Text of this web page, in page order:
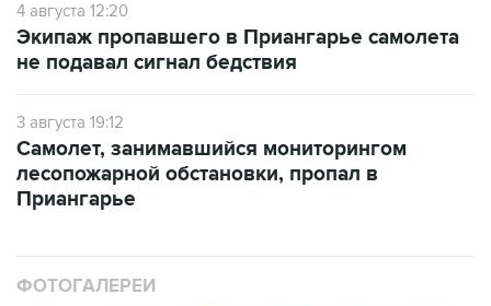
4 августа 12:20
Экипаж пропавшего в Приангарье самолета
не подавал сигнал бедствия
3 августа 19:12
Самолет, занимавшийся мониторингом
лесопожарной обстановки, пропал в
Приангарье
ФОТОГАЛЕРЕИ